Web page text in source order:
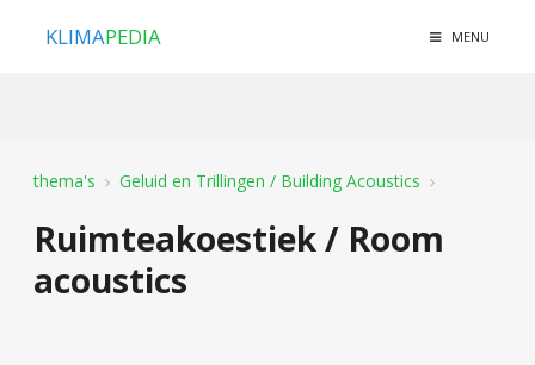
KLIMAPEDIA MENU
thema's Geluid en Trillingen / Building Acoustics
Ruimteakoestiek / Room
acoustics